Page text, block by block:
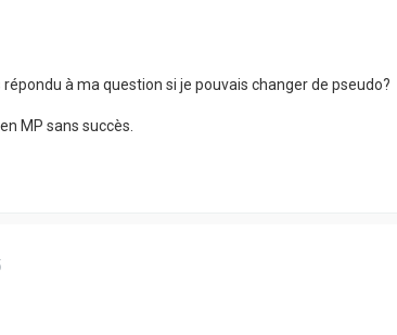
à ma question si je pouvais changer de pseudo?
MP sans succès.